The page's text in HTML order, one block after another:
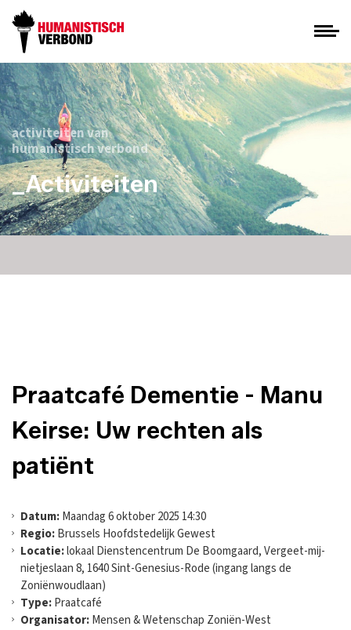
activiteiten van
humanistisch verbond
_Activiteiten
Praatcafé Dementie - Manu
Keirse: Uw rechten als
patiënt
Datum:Maandag 6 oktober 2025 14:30
Regio:Brussels Hoofdstedelijk Gewest
Locatie:lokaal Dienstencentrum De Boomgaard, Vergeet-mij-
nietjeslaan 8, 1640 Sint-Genesius-Rode (ingang langs de
Zoniënwoudlaan)
Type:Praatcafé
Organisator:Mensen & Wetenschap Zoniën-West